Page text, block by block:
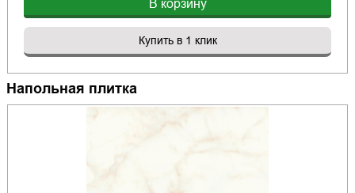
В корзину
Купить в 1 клик
Напольная плитка